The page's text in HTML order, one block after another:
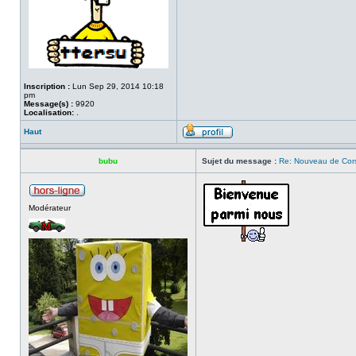
Inscription : Lun Sep 29, 2014 10:18
pm
Message(s) : 9920
Localisation:
Haut
bubu Sujet du message : Re: Nouveau de
Modérateur